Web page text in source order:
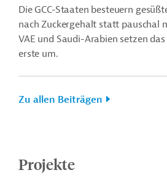
Die GCC-Staaten besteuern
nach Zuckergehalt statt pauschal
VAE und Saudi-Arabien setzen
erste um.
Zu allen Beiträgen
Projekte